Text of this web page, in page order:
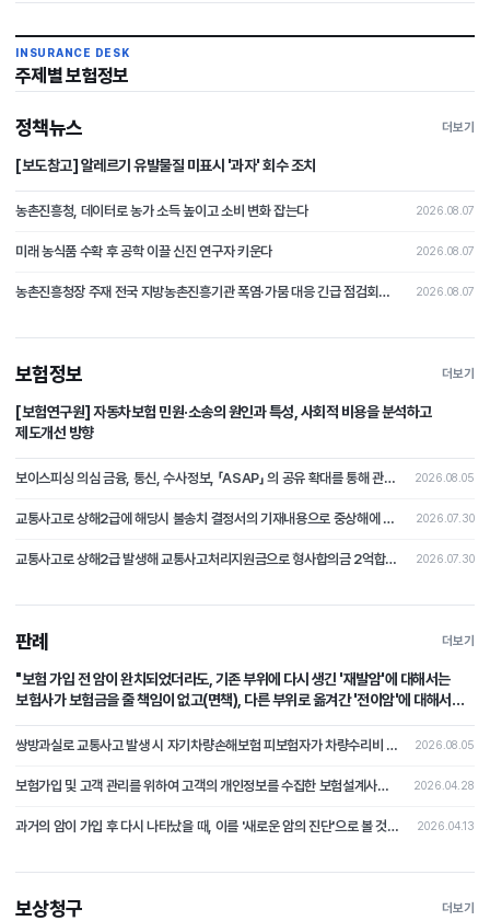
INSURANCE DESK
주제별 보험정보
정책뉴스 더보기
[보도참고] 알레르기 유발물질 미표시 '과자' 회수 조치
농촌진흥청, 데이터로 농가 소득 높이고 소비 변화 잡는다 2026.08.07
미래 농식품 수확 후 공학 이끌 신진 연구자 키운다 2026.08.07
농촌진흥청장 주재 전국 지방농촌진흥기관 폭염·가뭄 대응 긴급 점검회의 개최 2026.08.07
보험정보 더보기
[보험연구원] 자동차보험 민원·소송의 원인과 특성, 사회적 비용을 분석하고
제도개선 방향
보이스피싱 의심 금융, 통신, 수사정보, 「ASAP」 의 공유 확대를 통해 관계기관 공동 활용 체계 마련 2026.08.05
교통사고로 상해2급에 해당시 불송치 결정서의 기재내용으로 중상해에 해당하지 않는다는 부분의 주장을 철회하고 형사합의로 본 분쟁조정사례[제2026-4호] 2026.07.30
교통사고로 상해2급 발생해 교통사고처리지원금으로 형사합의금 2억합의후 불송치시 형사합의에 대한 쟁점 논쟁이 된 분쟁조정사례 [제2026-3호] 2026.07.30
판례 더보기
"보험 가입 전 암이 완치되었더라도, 기존 부위에 다시 생긴 '재발암'에 대해서는
보험사가 보험금을 줄 책임이 없고(면책), 다른 부위로 옮겨간 '전이암'에 대해서는
쌍방과실로 교통사고 발생 시 자기차량손해보험 피보험자가 차량수리비 중 자기부담금 상당액을 보상받지 못하였는데, 상대차량의 보험자를 상대로 자기부담금 상당의 손해배상을 청구한 사건 2026.08.05
보험가입 및 고객 관리를 위하여 고객의 개인정보를 수집한 보험설계사가 개인정보처리자에 해당하는지 여부가 문제 된 사건 2026.04.28
과거의 암이 가입 후 다시 나타났을 때, 이를 '새로운 암의 진단'으로 볼 것인지 아니면 '과거 사고의 연장(재발)'으로 보아 면책할 것인가? 2026.04.13
보상청구 더보기